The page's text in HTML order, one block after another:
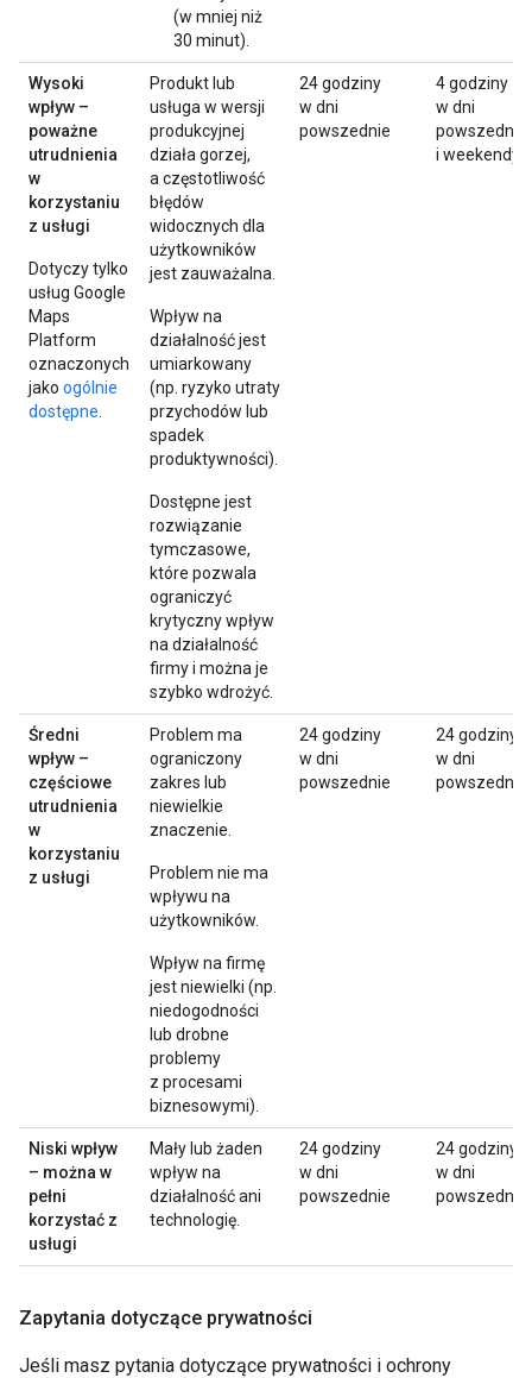
(w mniej niż
30 minut).
Wysoki
wpływ –
poważne
utrudnienia
w
korzystaniu
z usługi
Dotyczy tylko
usług Google
Maps
Platform
oznaczonych
jako ogólnie
dostępne
Produkt lub
usługa w wersji
produkcyjnej
działa gorzej,
a częstotliwość
błędów
widocznych dla
użytkowników
jest zauważalna.
Wpływ na
działalność jest
umiarkowany
(np. ryzyko utraty
przychodów lub
spadek
produktywności).
Dostępne jest
rozwiązanie
tymczasowe,
które pozwala
ograniczyć
krytyczny wpływ
na działalność
firmy i można je
szybko wdrożyć.
24 godziny
w dni
powszednie
4 godziny
w dni
powszednie
i weekendy
Średni
wpływ –
częściowe
utrudnienia
w
korzystaniu
z usługi
Problem ma
ograniczony
zakres lub
niewielkie
znaczenie.
Problem nie ma
wpływu na
użytkowników.
Wpływ na firmę
jest niewielki (np.
niedogodności
lub drobne
problemy
z procesami
biznesowymi).
24 godziny
w dni
powszednie
24 godziny
w dni
powszednie
Niski wpływ
– można w
pełni
korzystać z
usługi
Mały lub żaden
wpływ na
działalność ani
technologię.
24 godziny
w dni
powszednie
24 godziny
w dni
powszednie
Zapytania dotyczące prywatności
Jeśli masz pytania dotyczące prywatności i ochrony